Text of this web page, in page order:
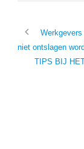
niet ontslagen
TIPS BIJ